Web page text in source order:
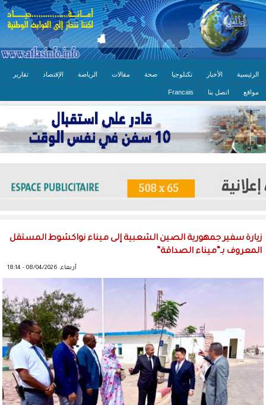
الرئيسية الأخبار تكنلوجيا صحة مقالات الرياضة الإقتصاد تقارير
مواقع اتصل بنا Francais
زيارة سفير جمهورية الصين الشعبية إلى ميناء نواكشوط المستقل
المعروف بـ“ميناء الصداقة”
أربعاء, 08/04/2026 - 18:14